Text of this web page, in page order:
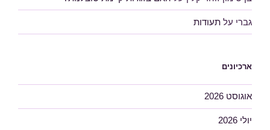
גברי על תעודות
ארכיונים
אוגוסט 2026
יולי 2026